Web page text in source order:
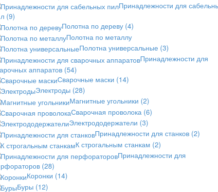
Принадлежности для
(9)
Полотна по дереву (4)
Полотна по металлу
Полотна универсальные (3)
Принадлежности для
аппаратов (54)
Сварочные маски (14)
Электроды (28)
Магнитные угольники (2)
Сварочная проволока (6)
Электрододержатели (3)
Принадлежности для станков (2)
К строгальным станкам (2)
Принадлежности для
(28)
Коронки (14)
Буры (12)